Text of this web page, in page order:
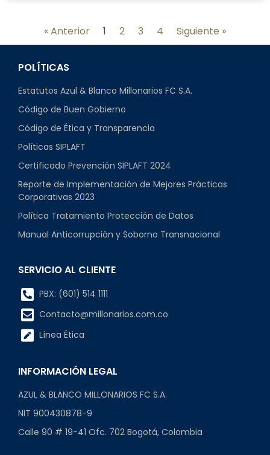
« Anterior 1 2 3 4 Siguiente »
POLÍTICAS
Estatutos Azul & Blanco Millonarios FC S.A.
Código de Buen Gobierno
Código de Ética y Transparencia
Políticas SIPLAFT
Certificado Prevención SIPLAFT 2024
Reporte de Implementación de Mejores Prácticas
Corporativas 2023
Política Tratamiento Protección de Datos
Manual Anticorrupción y Soborno Transnacional
SERVICIO AL CLIENTE
PBX: (601) 514 1111
Contacto@millonarios.com.co
Línea Ética
INFORMACIÓN LEGAL
AZUL & BLANCO MILLONARIOS FC S.A.
NIT 900430878-9
Calle 90 # 19-41 Ofc. 702 Bogotá, Colombia